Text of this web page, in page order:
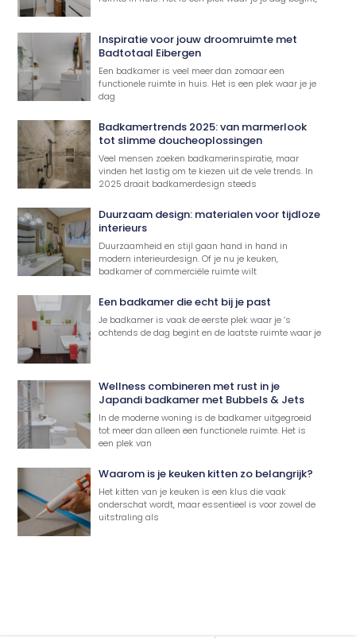
Inspiratie voor jouw droomruimte met
Badtotaal Eibergen
Een badkamer is veel meer dan zomaar een
functionele ruimte in huis. Het is een plek waar je je
dag
Badkamertrends 2025: van marmerlook
tot slimme doucheoplossingen
Veel mensen zoeken badkamerinspiratie, maar
vinden het lastig om te kiezen uit de vele trends. In
2025 draait badkamerdesign steeds
Duurzaam design: materialen voor tijdloze
interieurs
Duurzaamheid en stijl gaan hand in hand in
modern interieurdesign. Of je nu je keuken,
badkamer of commerciële ruimte wilt
Een badkamer die echt bij je past
Je badkamer is vaak de eerste plek waar je ’s
ochtends de dag begint en de laatste ruimte waar je
Wellness combineren met rust in je
Japandi badkamer met Bubbels & Jets
In de moderne woning is de badkamer uitgegroeid
tot meer dan alleen een functionele ruimte. Het is
een plek van
Waarom is je keuken kitten zo belangrijk?
Het kitten van je keuken is een klus die vaak
onderschat wordt, maar essentieel is voor zowel de
uitstraling als